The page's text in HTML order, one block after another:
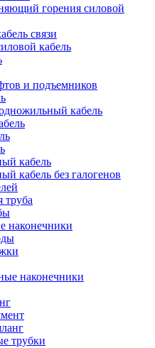
горения силовой
связи
кабель
и подъемников
кабель
кабель
кабель без галогенов
труба
наконечники
наконечники
трубки